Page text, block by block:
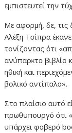
εμπιστευτεί την
Με αφορμή, δε, τις
Αλέξη Τσίπρα
τονίζοντας ότι
ανύπαρκτο βιβλίο
ηθική και
βολικό αντίπαλο».
Στο πλαίσιο αυτό
πρωθυπουργό ότι
υπάρχει φοβερό